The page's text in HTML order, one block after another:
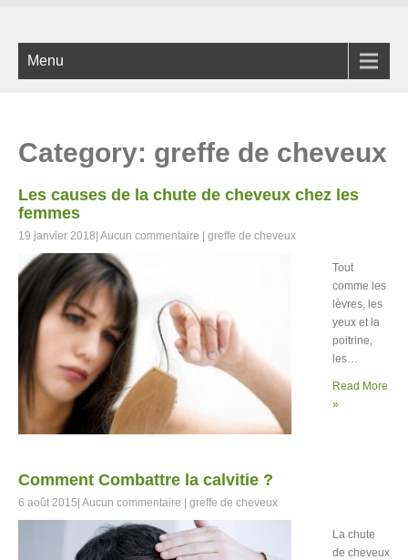
Menu
Category: greffe de cheveux
Les causes de la chute de cheveux chez les
femmes
19 janvier 2018 Aucun commentaire greffe de cheveux
Tout
comme les
lèvres, les
yeux et la
poitrine,
les…
Read More
»
Comment Combattre la calvitie ?
6 août 2015 Aucun commentaire greffe de cheveux
La chute
de cheveux